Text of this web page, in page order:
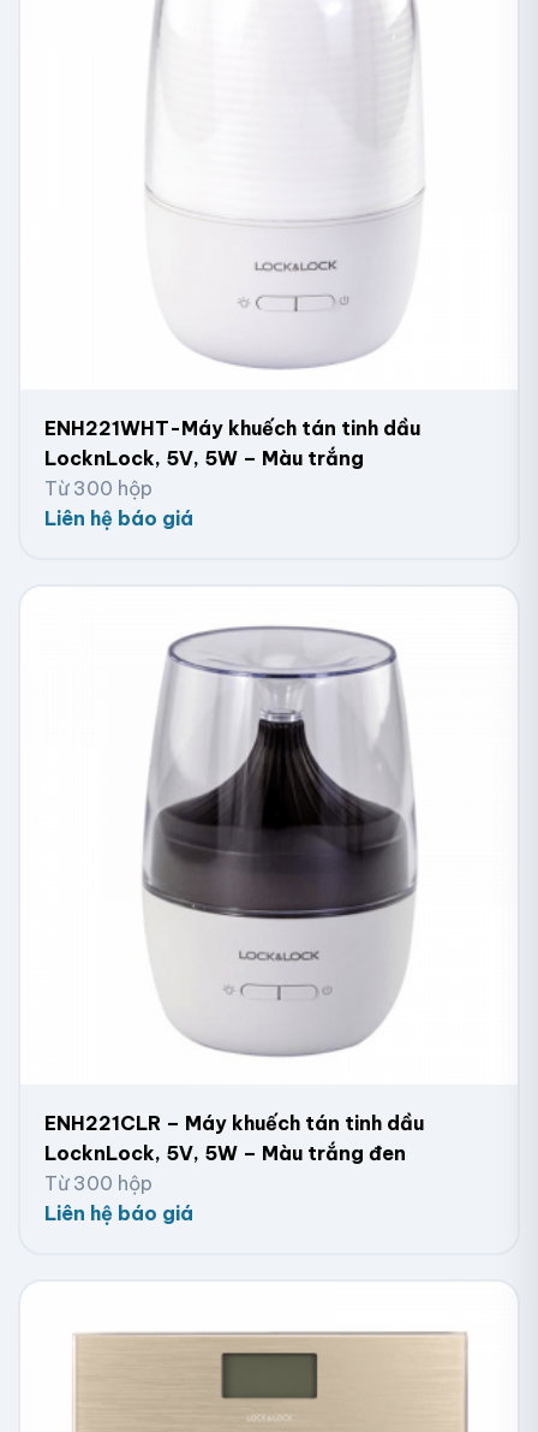
ENH221WHT-Máy khuếch tán tinh dầu
LocknLock, 5V, 5W – Màu trắng
Từ 300 hộp
Liên hệ báo giá
ENH221CLR – Máy khuếch tán tinh dầu
LocknLock, 5V, 5W – Màu trắng đen
Từ 300 hộp
Liên hệ báo giá